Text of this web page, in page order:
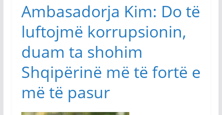
Ambasadorja Kim: Do të
luftojmë korrupsionin,
duam ta shohim
Shqipërinë më të fortë e
më të pasur